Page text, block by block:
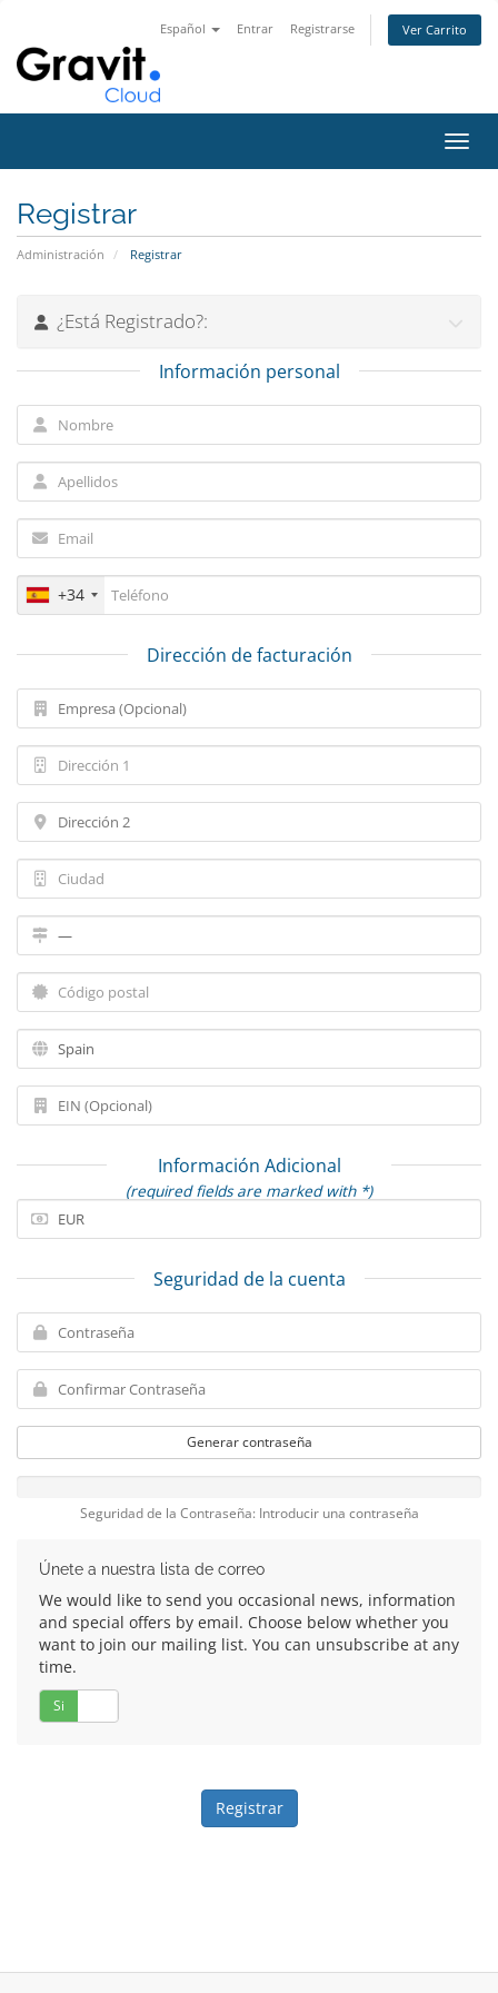
Español Entrar Registrarse Ver Carrito
Registrar
Administración Registrar
¿Está Registrado?:
Información personal
+34
Dirección de facturación
Información Adicional
(required fields are marked with *)
Seguridad de la cuenta
Generar contraseña
Seguridad de la Contraseña: Introducir una contraseña
Únete a nuestra lista de correo
We would like to send you occasional news, information
and special offers by email. Choose below whether you
want to join our mailing list. You can unsubscribe at any
time.
Si